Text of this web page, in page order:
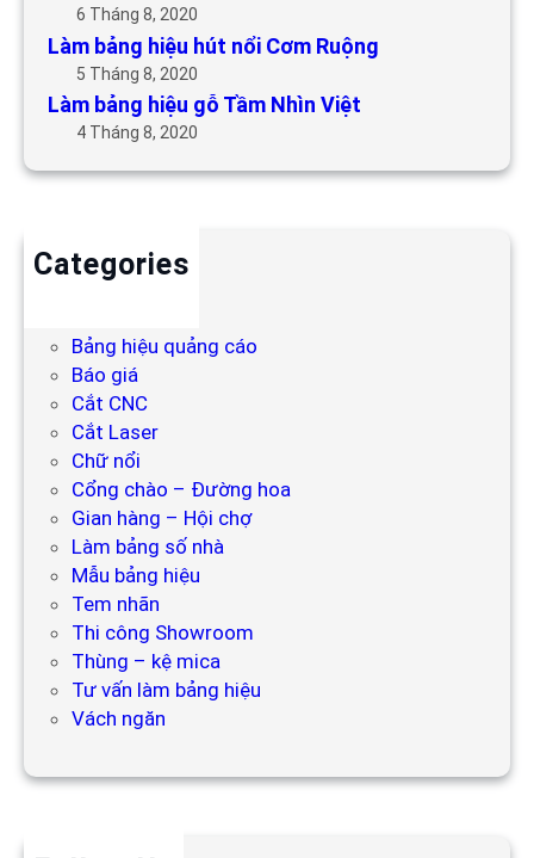
6 Tháng 8, 2020
Làm bảng hiệu hút nổi Cơm Ruộng
5 Tháng 8, 2020
Làm bảng hiệu gỗ Tầm Nhìn Việt
4 Tháng 8, 2020
Categories
Bảng hiệu quảng cáo
Báo giá
Cắt CNC
Cắt Laser
Chữ nổi
Cổng chào – Đường hoa
Gian hàng – Hội chợ
Làm bảng số nhà
Mẫu bảng hiệu
Tem nhãn
Thi công Showroom
Thùng – kệ mica
Tư vấn làm bảng hiệu
Vách ngăn